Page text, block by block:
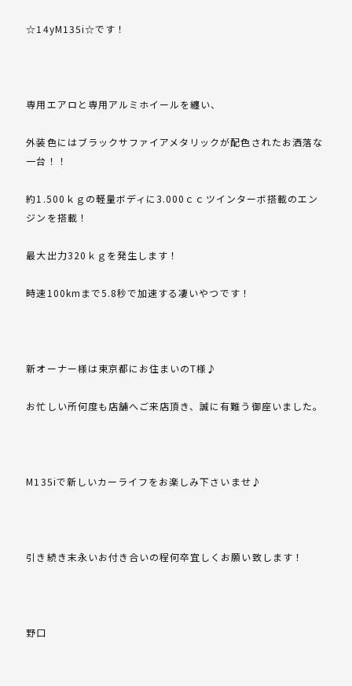
☆14yM135i☆です！
専用エアロと専用アルミホイールを纏い、
外装色にはブラックサファイアメタリックが配色されたお洒落な
一台！！
約1.500ｋｇの軽量ボディに3.000ｃｃツインターボ搭載のエン
ジンを搭載！
最大出力320ｋｇを発生します！
時速100kmまで5.8秒で加速する凄いやつです！
新オーナー様は東京都にお住まいのT様♪
お忙しい所何度も店舗へご来店頂き、誠に有難う御座いました。
M135iで新しいカーライフをお楽しみ下さいませ♪
引き続き末永いお付き合いの程何卒宜しくお願い致します！
野口